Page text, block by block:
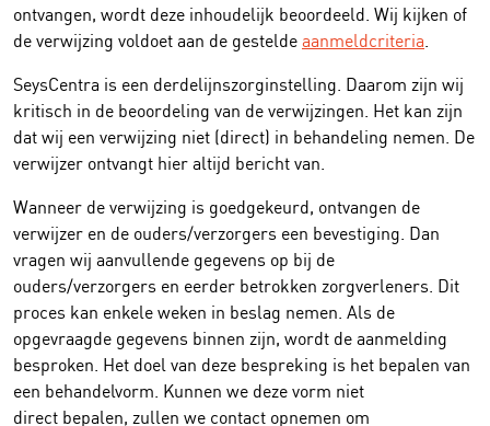
ontvangen, wordt deze inhoudelijk beoordeeld. Wij kijken of
de verwijzing voldoet aan de gesteldeaanmeldcriteria
SeysCentra is een derdelijnszorginstelling. Daarom zijn wij
kritisch in de beoordeling van de verwijzingen. Het kan zijn
dat wij een verwijzing niet (direct) in behandeling nemen. De
verwijzer ontvangt hier altijd bericht van.
Wanneer de verwijzing is goedgekeurd, ontvangen de
verwijzer en de ouders/verzorgers een bevestiging. Dan
vragen wij aanvullende gegevens op bij de
ouders/verzorgers en eerder betrokken zorgverleners. Dit
proces kan enkele weken in beslag nemen. Als de
opgevraagde gegevens binnen zijn, wordt de aanmelding
besproken. Het doel van deze bespreking is het bepalen van
een behandelvorm. Kunnen we deze vorm niet
direct bepalen, zullen we contact opnemen om